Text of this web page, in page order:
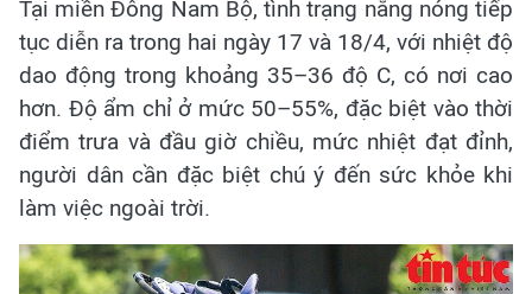
Tại miền Đông Nam Bộ, tình trạng nắng nóng tiếp
tục diễn ra trong hai ngày 17 và 18/4, với nhiệt độ
dao động trong khoảng 35–36 độ C, có nơi cao
hơn. Độ ẩm chỉ ở mức 50–55%, đặc biệt vào thời
điểm trưa và đầu giờ chiều, mức nhiệt đạt đỉnh,
người dân cần đặc biệt chú ý đến sức khỏe khi
làm việc ngoài trời.